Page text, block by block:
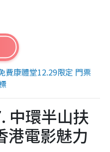
費康體堂12.29限定 門票
中環半山扶
港電影魅力